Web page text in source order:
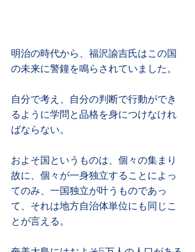
明治の時代から、福沢諭吉氏はこの国
の未来に警鐘を鳴らされていました。
自分で考え、自分の判断で行動ができ
るように学問と品格を身につけなけれ
ばならない。
およそ国というものは、個々の集まり
故に、個々が一身独立することによっ
てのみ、一国独立が叶うものであっ
て、それは地方自治体単位にも同じこ
とが言える。